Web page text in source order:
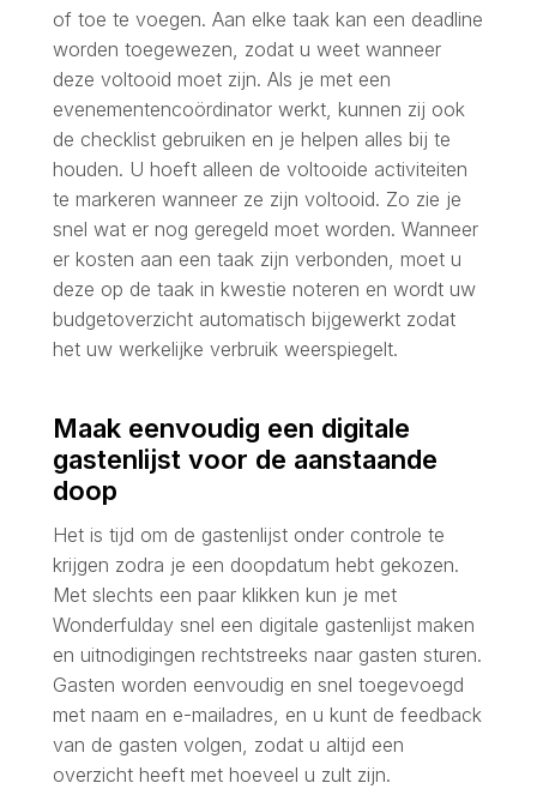
of toe te voegen. Aan elke taak kan een deadline
worden toegewezen, zodat u weet wanneer
deze voltooid moet zijn. Als je met een
evenementencoördinator werkt, kunnen zij ook
de checklist gebruiken en je helpen alles bij te
houden. U hoeft alleen de voltooide activiteiten
te markeren wanneer ze zijn voltooid. Zo zie je
snel wat er nog geregeld moet worden. Wanneer
er kosten aan een taak zijn verbonden, moet u
deze op de taak in kwestie noteren en wordt uw
budgetoverzicht automatisch bijgewerkt zodat
het uw werkelijke verbruik weerspiegelt.
Maak eenvoudig een digitale
gastenlijst voor de aanstaande
doop
Het is tijd om de gastenlijst onder controle te
krijgen zodra je een doopdatum hebt gekozen.
Met slechts een paar klikken kun je met
Wonderfulday snel een digitale gastenlijst maken
en uitnodigingen rechtstreeks naar gasten sturen.
Gasten worden eenvoudig en snel toegevoegd
met naam en e-mailadres, en u kunt de feedback
van de gasten volgen, zodat u altijd een
overzicht heeft met hoeveel u zult zijn.